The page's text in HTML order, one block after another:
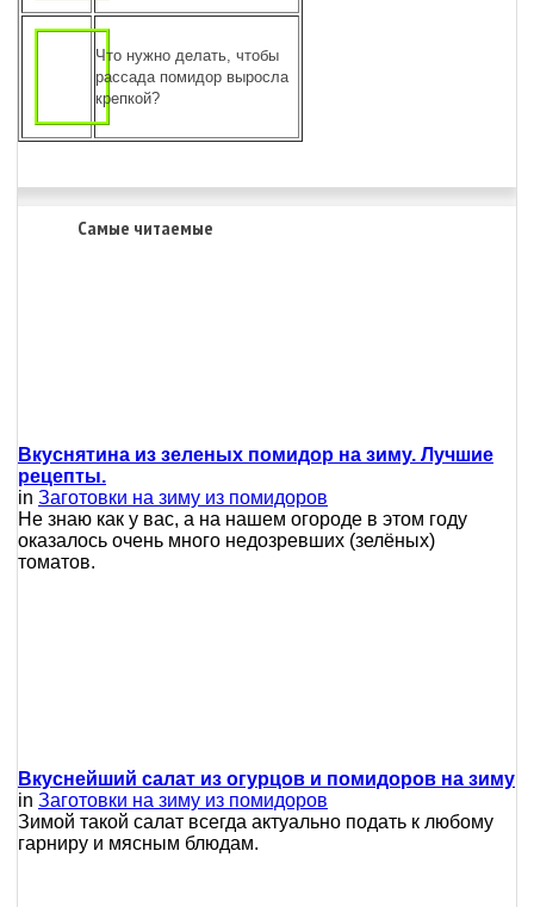
Что нужно делать, чтобы
рассада помидор выросла
крепкой?
Самые читаемые
Вкуснятина из зеленых помидор на зиму. Лучшие
рецепты.
in Заготовки на зиму из помидоров
Не знаю как у вас, а на нашем огороде в этом году
оказалось очень много недозревших (зелёных)
томатов.
Вкуснейший салат из огурцов и помидоров на зиму
in Заготовки на зиму из помидоров
Зимой такой салат всегда актуально подать к любому
гарниру и мясным блюдам.